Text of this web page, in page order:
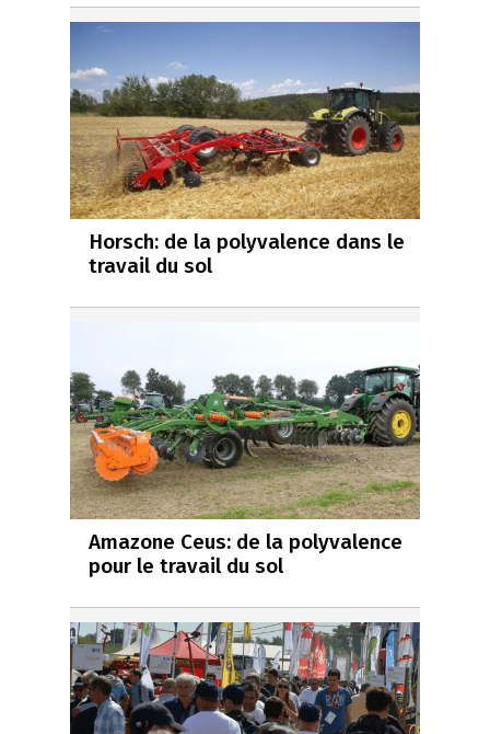
Horsch: de la polyvalence dans le
travail du sol
Amazone Ceus: de la polyvalence
pour le travail du sol